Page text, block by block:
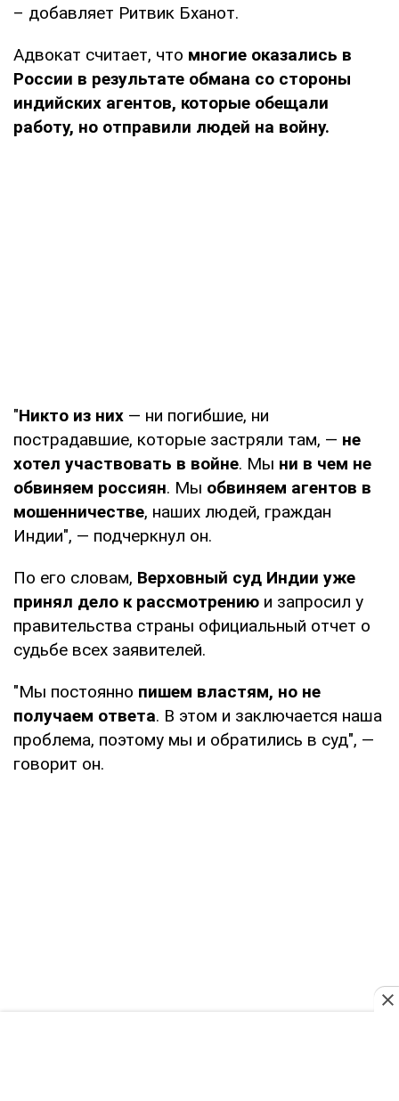
– добавляет Ритвик Бханот.
Адвокат считает, что многие оказались в
России в результате обмана со стороны
индийских агентов, которые обещали
работу, но отправили людей на войну.
"Никто из них — ни погибшие, ни
пострадавшие, которые застряли там, — не
хотел участвовать в войне. Мы ни в чем не
обвиняем россиян. Мы обвиняем агентов в
мошенничестве, наших людей, граждан
Индии", — подчеркнул он.
По его словам, Верховный суд Индии уже
принял дело к рассмотрению и запросил у
правительства страны официальный отчет о
судьбе всех заявителей.
"Мы постоянно пишем властям, но не
получаем ответа. В этом и заключается наша
проблема, поэтому мы и обратились в суд", —
говорит он.